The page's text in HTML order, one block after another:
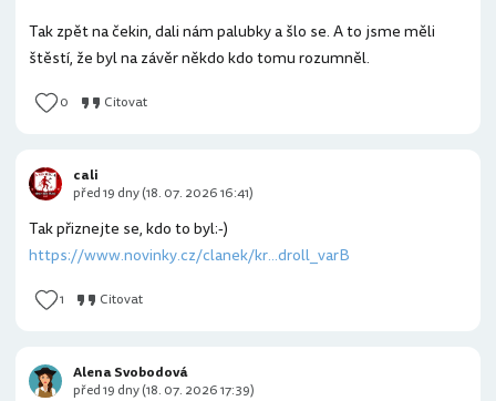
Tak zpět na čekin, dali nám palubky a šlo se. A to jsme měli
štěstí, že byl na závěr někdo kdo tomu rozumněl.
0 Citovat
Tak přiznejte se, kdo to byl:-)
https://www.novinky.cz/clanek/kr...droll_varB
1 Citovat
cali
před 19 dny (18. 07. 2026 16:41)
Alena Svobodová
před 19 dny (18. 07. 2026 17:39)